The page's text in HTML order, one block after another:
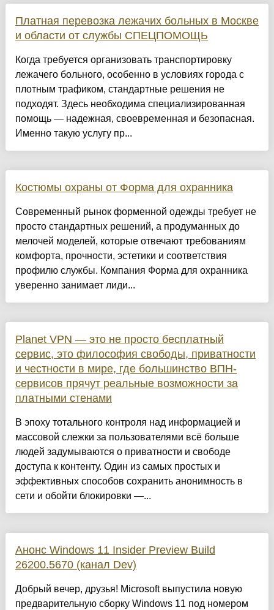
Платная перевозка лежачих больных в Москве
и области от службы СПЕЦПОМОЩЬ
Когда требуется организовать транспортировку
лежачего больного, особенно в условиях города с
плотным трафиком, стандартные решения не
подходят. Здесь необходима специализированная
помощь — надежная, своевременная и безопасная.
Именно такую услугу пр...
Костюмы охраны от Форма для охранника
Современный рынок форменной одежды требует не
просто стандартных решений, а продуманных до
мелочей моделей, которые отвечают требованиям
комфорта, прочности, эстетики и соответствия
профилю службы. Компания Форма для охранника
уверенно занимает лиди...
Planet VPN — это не просто бесплатный
сервис, это философия свободы, приватности
и честности в мире, где большинство ВПН-
сервисов прячут реальные возможности за
платными стенами
В эпоху тотального контроля над информацией и
массовой слежки за пользователями всё больше
людей задумываются о приватности и свободе
доступа к контенту. Один из самых простых и
эффективных способов сохранить анонимность в
сети и обойти блокировки —...
Анонс Windows 11 Insider Preview Build
26200.5670 (канал Dev)
Добрый вечер, друзья! Microsoft выпустила новую
предварительную сборку Windows 11 под номером